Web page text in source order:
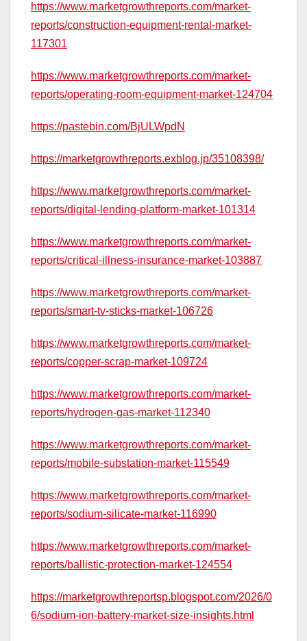
https://www.marketgrowthreports.com/market-
reports/construction-equipment-rental-market-
117301
https://www.marketgrowthreports.com/market-
reports/operating-room-equipment-market-124704
https://pastebin.com/BjULWpdN
https://marketgrowthreports.exblog.jp/35108398/
https://www.marketgrowthreports.com/market-
reports/digital-lending-platform-market-101314
https://www.marketgrowthreports.com/market-
reports/critical-illness-insurance-market-103887
https://www.marketgrowthreports.com/market-
reports/smart-tv-sticks-market-106726
https://www.marketgrowthreports.com/market-
reports/copper-scrap-market-109724
https://www.marketgrowthreports.com/market-
reports/hydrogen-gas-market-112340
https://www.marketgrowthreports.com/market-
reports/mobile-substation-market-115549
https://www.marketgrowthreports.com/market-
reports/sodium-silicate-market-116990
https://www.marketgrowthreports.com/market-
reports/ballistic-protection-market-124554
https://marketgrowthreportsp.blogspot.com/2026/0
6/sodium-ion-battery-market-size-insights.html